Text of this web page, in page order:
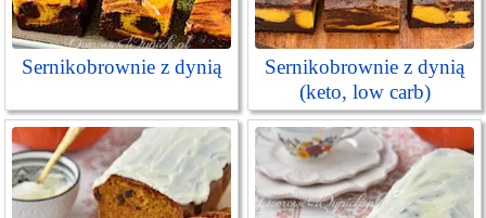
Sernikobrownie z dynią
Sernikobrownie z dynią
(keto, low carb)